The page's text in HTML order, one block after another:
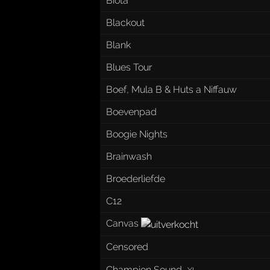
Blackout
Blank
Blues Tour
Boef, Mula B & Huts a Niffauw
Boevenpad
Boogie Nights
Brainwash
Broederliefde
C12
Canvas
Censored